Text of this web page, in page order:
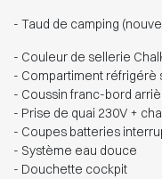
- Taud de camping
- Couleur de sellerie
- Compartiment réfrigérè
- Coussin franc-bord
- Prise de quai 230V +
- Coupes batteries
- Système eau douce
- Douchette cockpit